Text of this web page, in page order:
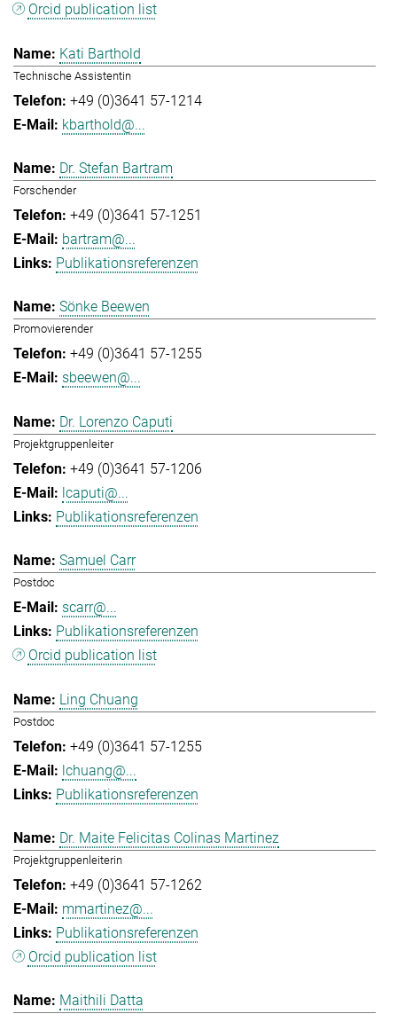
Orcid publication list
Kati Barthold
Technische Assistentin
+49 (0)3641 57-1214
kbarthold@...
Dr. Stefan Bartram
Forschender
+49 (0)3641 57-1251
bartram@...
Publikationsreferenzen
Sönke Beewen
Promovierender
+49 (0)3641 57-1255
sbeewen@...
Dr. Lorenzo Caputi
Projektgruppenleiter
+49 (0)3641 57-1206
lcaputi@...
Publikationsreferenzen
Samuel Carr
Postdoc
scarr@...
Publikationsreferenzen
Orcid publication list
Ling Chuang
Postdoc
+49 (0)3641 57-1255
lchuang@...
Publikationsreferenzen
Dr. Maite Felicitas Colinas Martinez
Projektgruppenleiterin
+49 (0)3641 57-1262
mmartinez@...
Publikationsreferenzen
Orcid publication list
Maithili Datta